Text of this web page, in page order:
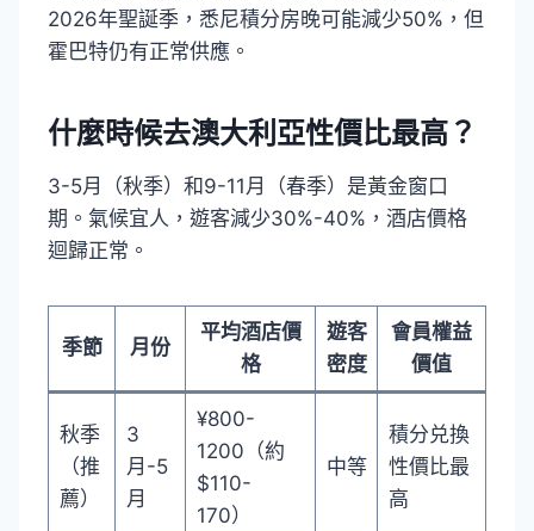
2026年聖誕季，悉尼積分房晚可能減少50%，但
霍巴特仍有正常供應。
什麼時候去澳大利亞性價比最高？
3-5月（秋季）和9-11月（春季）是黃金窗口
期。氣候宜人，遊客減少30%-40%，酒店價格
迴歸正常。
季節 月份
平均酒店價
格
遊客
密度
會員權益
價值
秋季
（推
薦）
3
月-5
月
¥800-
1200（約
$110-
170）
中等
積分兑換
性價比最
高